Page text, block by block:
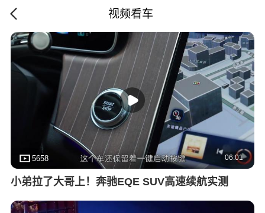
视频看车
5658 06:01
小弟拉了大哥上！奔驰EQE SUV高速续航实测